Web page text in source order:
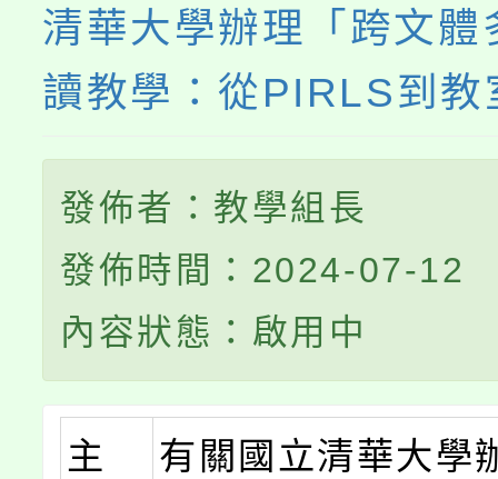
清華大學辦理「跨文體
讀教學：從PIRLS到教
發佈者：教學組長
發佈時間：2024-07-12
內容狀態：啟用中
主
有關國立清華大學